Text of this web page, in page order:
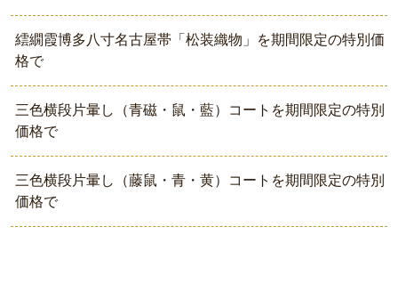
繧繝霞博多八寸名古屋帯「松装織物」を期間限定の特別価
格で
三色横段片暈し（青磁・鼠・藍）コートを期間限定の特別
価格で
三色横段片暈し（藤鼠・青・黄）コートを期間限定の特別
価格で